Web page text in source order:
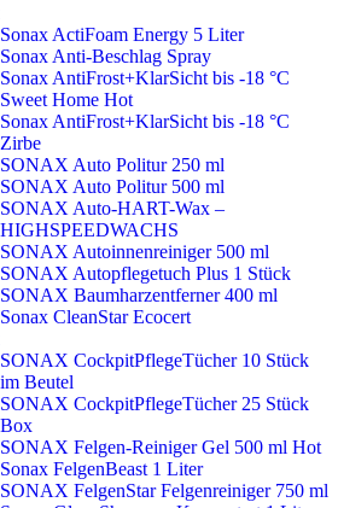
Sonax ActiFoam Energy 5 Liter
Sonax Anti-Beschlag Spray
Sonax AntiFrost+KlarSicht bis -18 °C
Sweet Home Hot
Sonax AntiFrost+KlarSicht bis -18 °C
Zirbe
SONAX Auto Politur 250 ml
SONAX Auto Politur 500 ml
SONAX Auto-HART-Wax –
HIGHSPEEDWACHS
SONAX Autoinnenreiniger 500 ml
SONAX Autopflegetuch Plus 1 Stück
SONAX Baumharzentferner 400 ml
Sonax CleanStar Ecocert
SONAX CockpitPflegeTücher 10 Stück
im Beutel
SONAX CockpitPflegeTücher 25 Stück
Box
SONAX Felgen-Reiniger Gel 500 ml Hot
Sonax FelgenBeast 1 Liter
SONAX FelgenStar Felgenreiniger 750 ml